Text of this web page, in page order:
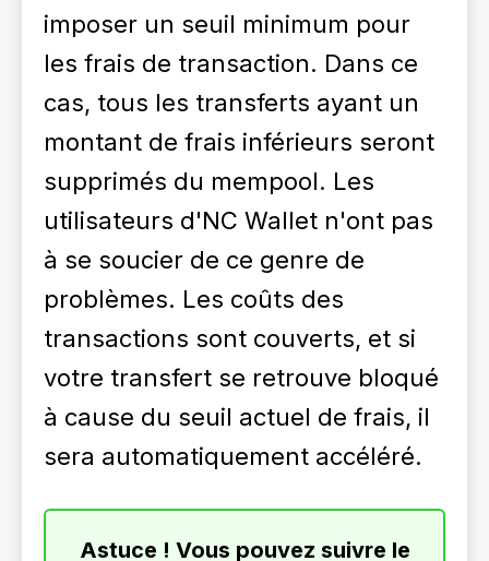
imposer un seuil minimum pour
les frais de transaction. Dans ce
cas, tous les transferts ayant un
montant de frais inférieurs seront
supprimés du mempool. Les
utilisateurs d'NC Wallet n'ont pas
à se soucier de ce genre de
problèmes. Les coûts des
transactions sont couverts, et si
votre transfert se retrouve bloqué
à cause du seuil actuel de frais, il
sera automatiquement accéléré.
Astuce ! Vous pouvez suivre le